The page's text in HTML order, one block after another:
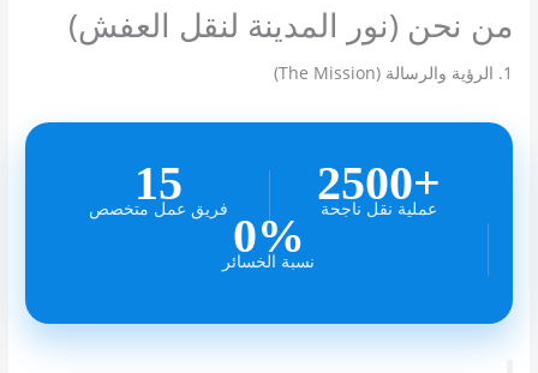
من نحن (نور المدينة لنقل العفش)
1. الرؤية والرسالة (The Mission)
+2500
عملية نقل ناجحة 15
فريق عمل متخصص 0%
نسبة الخسائر